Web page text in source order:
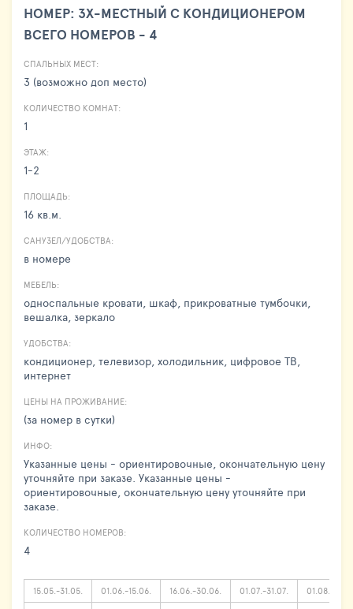
НОМЕР: 3Х-МЕСТНЫЙ С КОНДИЦИОНЕРОМ
ВСЕГО НОМЕРОВ - 4
СПАЛЬНЫХ МЕСТ:
3 (возможно доп место)
КОЛИЧЕСТВО КОМНАТ:
1
ЭТАЖ:
1-2
ПЛОЩАДЬ:
16 кв.м.
САНУЗЕЛ/УДОБСТВА:
в номере
МЕБЕЛЬ:
односпальные кровати, шкаф, прикроватные тумбочки,
вешалка, зеркало
УДОБСТВА:
кондиционер, телевизор, холодильник, цифровое ТВ,
интернет
ЦЕНЫ НА ПРОЖИВАНИЕ:
(за номер в сутки)
ИНФО:
Указанные цены - ориентировочные, окончательную цену
уточняйте при заказе. Указанные цены -
ориентировочные, окончательную цену уточняйте при
заказе.
КОЛИЧЕСТВО НОМЕРОВ:
4
15.05.-31.05. 01.06.-15.06. 16.06.-30.06. 01.07.-31.07. 01.08.-